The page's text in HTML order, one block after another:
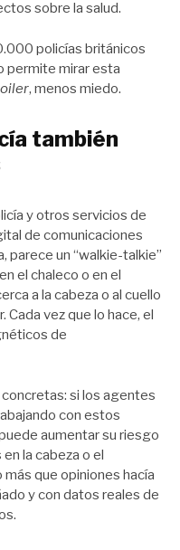
sobre la salud.
policías británicos
permite mirar esta
, menos miedo.
también
y otros servicios de
de comunicaciones
parece un “walkie-talkie”
el chaleco o en el
a la cabeza o al cuello
Cada vez que lo hace, el
de
si los agentes
con estos
aumentar su riesgo
la cabeza o el
que opiniones hacía
y con datos reales de